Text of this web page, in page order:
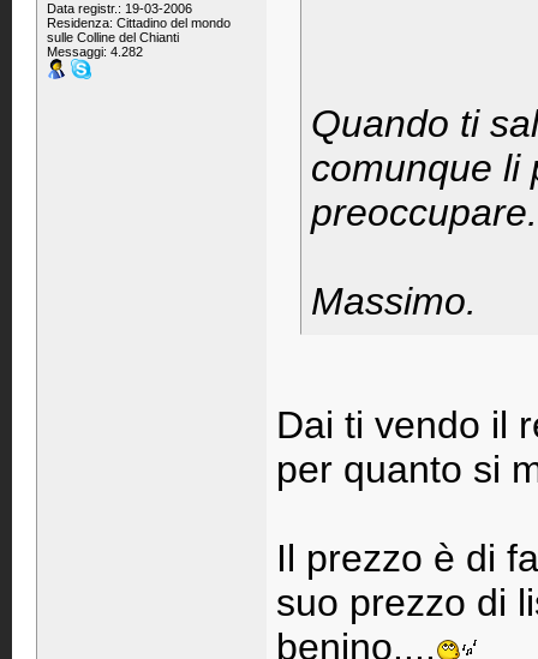
Data registr.: 19-03-2006
Residenza: Cittadino del mondo
sulle Colline del Chianti
Messaggi: 4.282
Quando ti
comunque li
Massimo.
Dai ti vendo il
per quanto si
Il prezzo è di
suo prezzo di
benino....